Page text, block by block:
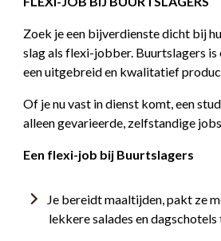
Zoek je een bijverdienste dicht bij
slag als flexi-jobber. Buurtslagers
een uitgebreid en kwalitatief
Of je nu vast in dienst komt, een
alleen gevarieerde, zelfstandige
Een flexi-job bij Buurtslagers
Je bereidt maaltijden, pakt ze
lekkere salades en